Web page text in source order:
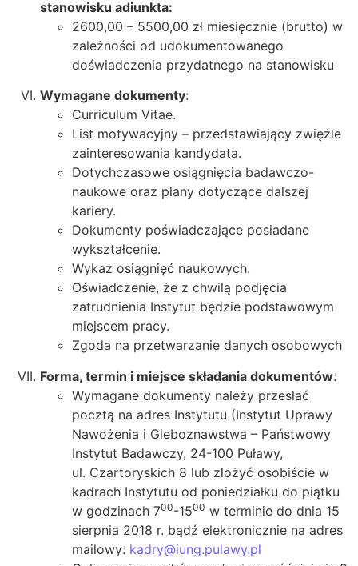
stanowisku adiunkta:
2600,00 – 5500,00 zł miesięcznie (brutto) w
zależności od udokumentowanego
doświadczenia przydatnego na stanowisku
Wymagane dokumenty:
Curriculum Vitae.
List motywacyjny – przedstawiający zwięźle
zainteresowania kandydata.
Dotychczasowe osiągnięcia badawczo-
naukowe oraz plany dotyczące dalszej
kariery.
Dokumenty poświadczające posiadane
wykształcenie.
Wykaz osiągnięć naukowych.
Oświadczenie, że z chwilą podjęcia
zatrudnienia Instytut będzie podstawowym
miejscem pracy.
Zgoda na przetwarzanie danych osobowych
Forma, termin i miejsce składania dokumentów:
Wymagane dokumenty należy przesłać
pocztą na adres Instytutu (Instytut Uprawy
Nawożenia i Gleboznawstwa – Państwowy
Instytut Badawczy, 24-100 Puławy,
ul. Czartoryskich 8 lub złożyć osobiście w
kadrach Instytutu od poniedziałku do piątku
w godzinach 700-1500 w terminie do dnia 15
sierpnia 2018 r. bądź elektronicznie na adres
mailowy: kadry@iung.pulawy.pl